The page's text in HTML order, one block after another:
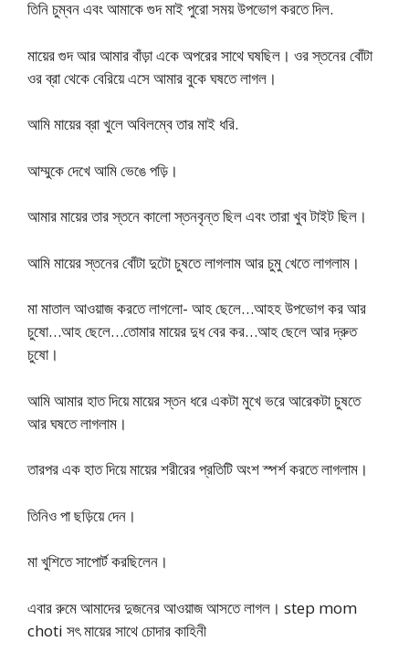
তিনি চুম্বন এবং আমাকে গুদ মাই পুরো সময় উপভোগ করতে দিল​.
মায়ের গুদ আর আমার বাঁড়া একে অপরের সাথে ঘষছিল। ওর স্তনের বোঁটা
ওর ব্রা থেকে বেরিয়ে এসে আমার বুকে ঘষতে লাগল।
আমি মায়ের ব্রা খুলে অবিলম্বে তার মাই ধরি.
আম্মুকে দেখে আমি ভেঙে পড়ি।
আমার মায়ের তার স্তনে কালো স্তনবৃন্ত ছিল এবং তারা খুব টাইট ছিল।
আমি মায়ের স্তনের বোঁটা দুটো চুষতে লাগলাম আর চুমু খেতে লাগলাম।
মা মাতাল আওয়াজ করতে লাগলো- আহ ছেলে…আহহ উপভোগ কর আর
চুষো…আহ ছেলে…তোমার মায়ের দুধ বের কর…আহ ছেলে আর দ্রুত
চুষো।
আমি আমার হাত দিয়ে মায়ের স্তন ধরে একটা মুখে ভরে আরেকটা চুষতে
আর ঘষতে লাগলাম।
তারপর এক হাত দিয়ে মায়ের শরীরের প্রতিটি অংশ স্পর্শ করতে লাগলাম​।
তিনিও পা ছড়িয়ে দেন।
মা খুশিতে সাপোর্ট করছিলেন।
এবার রুমে আমাদের দুজনের আওয়াজ আসতে লাগল। step mom
choti সৎ মায়ের সাথে চোদার কাহিনী